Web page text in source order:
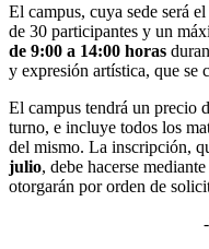
El campus, cuya sede será el
de 30 participantes y un
de 9:00 a 14:00 horas
y expresión artística, que se
El campus tendrá un precio
turno, e incluye todos los
del mismo. La inscripción,
julio, debe hacerse
otorgarán por orden de